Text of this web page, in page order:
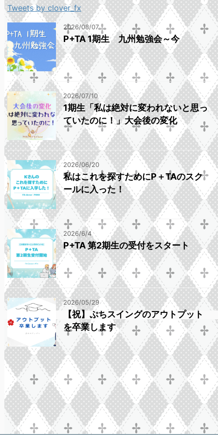
Tweets by clover_fx
2026/08/07
P+TA 1期生 九州勉強会～今
2026/07/10
1期生「私は絶対に変われないと思っ
ていたのに！」大会後の変化
2026/06/20
私はこれを探すためにP＋TAのスク
ールに入った！
2026/6/4
P+TA 第2期生の受付をスタート
2026/05/29
【祝】ぷちスイングのアウトプット
を卒業します